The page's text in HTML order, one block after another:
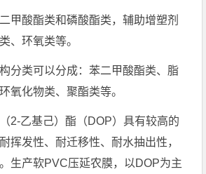
甲酸酯类和磷酸酯类，辅助增塑剂
、环氧类等。
分类可以分成：苯二甲酸酯类、脂
氧化物类、聚酯类等。
2-乙基己）酯（DOP）具有较高的
挥发性、耐迁移性、耐水抽出性，
生产软PVC压延农膜，以DOP为主